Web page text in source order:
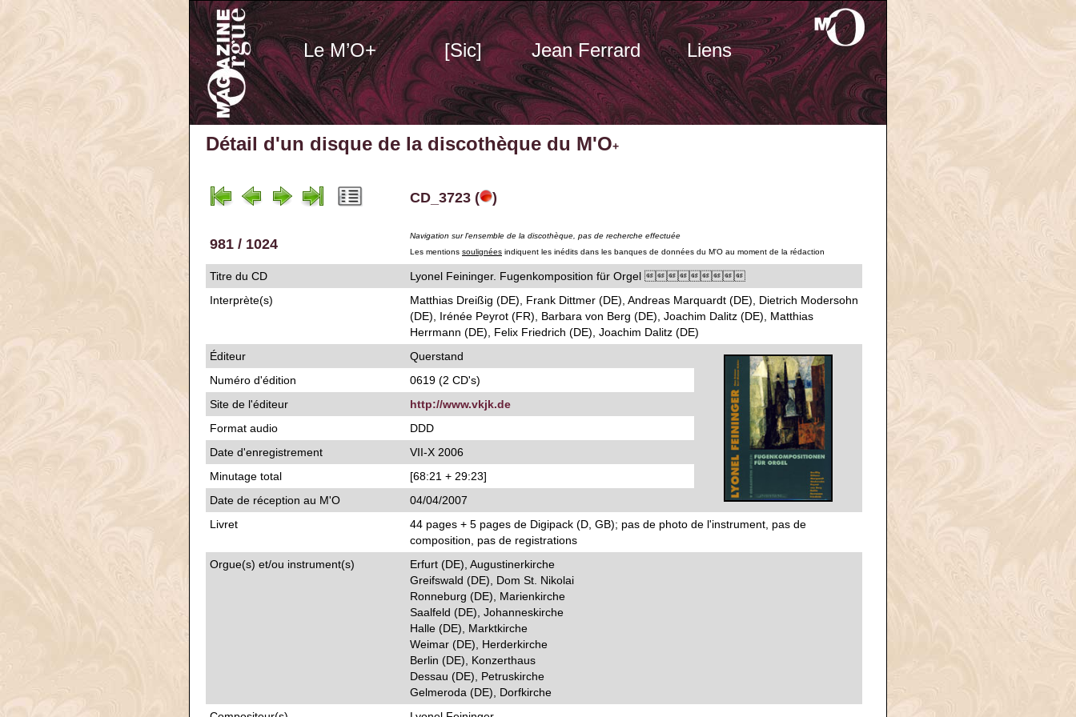
Le M’O+ [Sic] Jean Ferrard Liens
Détail d'un disque de la discothèque du M'O+
CD_3723 ( )
981 / 1024
Navigation sur l'ensemble de la discothèque, pas de recherche effectuée
Les mentions soulignées indiquent les inédits dans les banques de données du M'O au moment de la rédaction
Titre du CD
Lyonel Feininger. Fugenkomposition für Orgel
Interprète(s)
Matthias Dreißig (DE), Frank Dittmer (DE), Andreas Marquardt (DE), Dietrich Modersohn
(DE), Irénée Peyrot (FR), Barbara von Berg (DE), Joachim Dalitz (DE), Matthias
Herrmann (DE), Felix Friedrich (DE), Joachim Dalitz (DE)
Éditeur
Querstand
Numéro d'édition
0619 (2 CD's)
Site de l'éditeur
http://www.vkjk.de
Format audio
DDD
Date d'enregistrement
VII-X 2006
Minutage total
[68:21 + 29:23]
Date de réception au M'O
04/04/2007
Livret
44 pages + 5 pages de Digipack (D, GB); pas de photo de l'instrument, pas de
composition, pas de registrations
Orgue(s) et/ou instrument(s)
Erfurt (DE), Augustinerkirche
Greifswald (DE), Dom St. Nikolai
Ronneburg (DE), Marienkirche
Saalfeld (DE), Johanneskirche
Halle (DE), Marktkirche
Weimar (DE), Herderkirche
Berlin (DE), Konzerthaus
Dessau (DE), Petruskirche
Gelmeroda (DE), Dorfkirche